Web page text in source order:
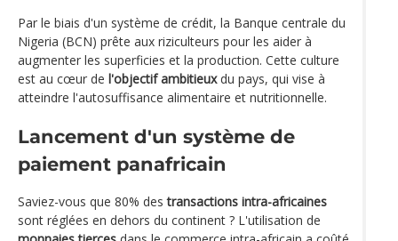
Par le biais d'un système de crédit, la Banque centrale du
Nigeria (BCN) prête aux riziculteurs pour les aider à
augmenter les superficies et la production. Cette culture
est au cœur de l'objectif ambitieuxdu pays, qui vise à
atteindre l'autosuffisance alimentaire et nutritionnelle.
Lancement d'un système de
paiement panafricain
Saviez-vous que 80% destransactions intra-africaines
sont réglées en dehors du continent ? L'utilisation de